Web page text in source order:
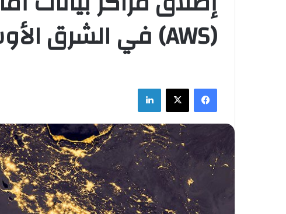
(AWS) في الشرق الأوسط
فيسبوك ‫X لينكدإن